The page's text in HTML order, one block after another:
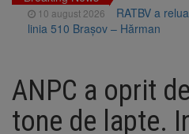
10 august 2026
RATBV a
linia 510 Brașov – Hărman
care aduc țigări și alcool din UE
10 august 2026
Nivelul
Cernavodă. Unitatea 2 a
ANPC a oprit
tone de lapte.